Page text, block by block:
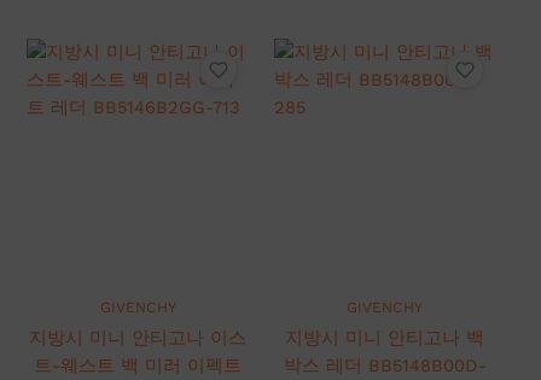
GIVENCHY
지방시 미니 안티고나 이스
트-웨스트 백 미러 이펙트
GIVENCHY
지방시 미니 안티고나 백
박스 레더 BB5148B00D-